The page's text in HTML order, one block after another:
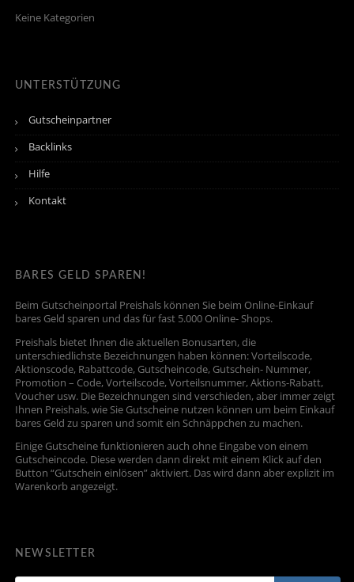
Keine Kategorien
UNTERSTÜTZUNG
Gutscheinpartner
Backlinks
Hilfe
Kontakt
BARES GELD SPAREN!
Beim Gutscheinportal Preishals können Sie beim Online-Einkauf
bares Geld sparen und das für fast 5.000 Online- Shops.
Preishals bietet Ihnen die aktuellen Bonusarten, die
unterschiedlichste Bezeichnungen haben können: Vorteilscode,
Aktionscode, Rabattcode, Gutscheincode, Gutschein- Nummer,
Promotion – Code, Vorteilscode, Vorteilsnummer, Aktions-Rabatt,
Voucher usw. Die Bezeichnungen sind verschieden, aber immer zeigt
Ihnen Preishals, wie Sie Gutscheine nutzen können um beim Einkauf
bares Geld zu sparen und somit ein Schnäppchen zu machen.
Einige Gutscheine funktionieren auch ohne Eingabe von einem
Gutscheincode. Diese werden dann direkt mit einem Klick auf den
Button “Gutschein einlösen” aktiviert. Das wird dann aber explizit im
Warenkorb angezeigt.
NEWSLETTER